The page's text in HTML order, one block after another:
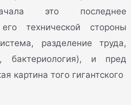
это последнее
технической стороны
разделение труда,
бактериология), и пред
картина того гигантского